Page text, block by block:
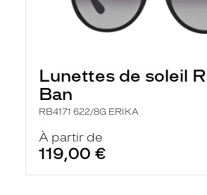
Lunettes de soleil
Ban
RB4171 622/8G ERIKA
À partir de
119,00 €